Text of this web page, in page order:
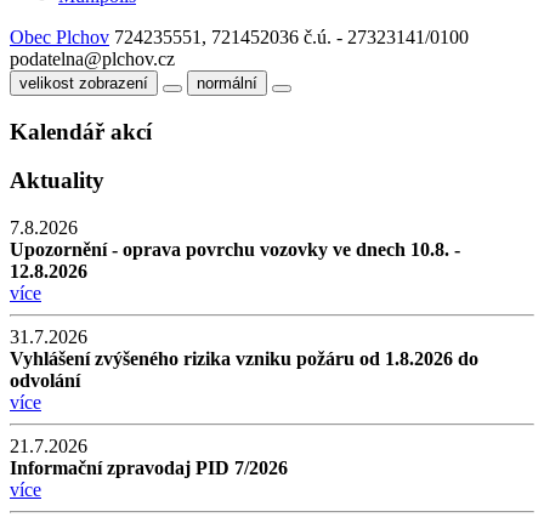
Obec Plchov 724235551, 721452036 č.ú. - 27323141/0100
podatelna@plchov.cz
velikost zobrazení normální
Kalendář akcí
Aktuality
7.8.2026
Upozornění - oprava povrchu vozovky ve dnech 10.8. -
12.8.2026
více
31.7.2026
Vyhlášení zvýšeného rizika vzniku požáru od 1.8.2026 do
odvolání
více
21.7.2026
Informační zpravodaj PID 7/2026
více